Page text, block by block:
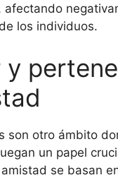
afectando
los individuos.
y
son otro ámbito
un papel
se basan